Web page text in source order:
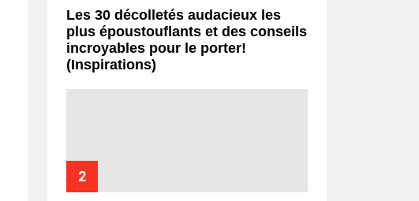
Les 30 décolletés audacieux les
plus époustouflants et des conseils
incroyables pour le porter!
(Inspirations)